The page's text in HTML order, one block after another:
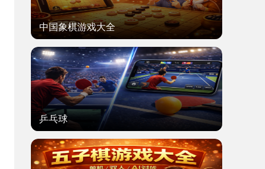
中国象棋游戏大全
乒乓球